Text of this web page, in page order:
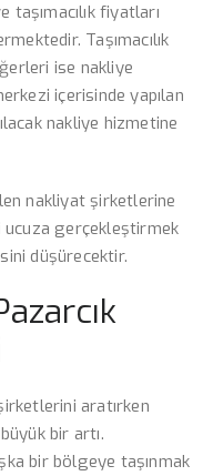
fiyatları
Taşımacılık
ise nakliye
içerisinde yapılan
nakliye hizmetine
nakliyat şirketlerine
gerçekleştirmek
düşürecektir.
aratırken
bir artı.
bir bölgeye taşınmak